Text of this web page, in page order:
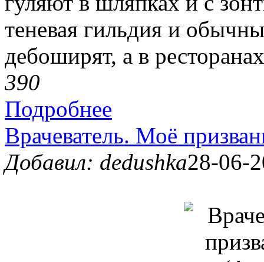
теневая гильдия и
дебоширят, а в
390
Подробнее
Врачеватель. Моё
Добавил: dedushka28-06-